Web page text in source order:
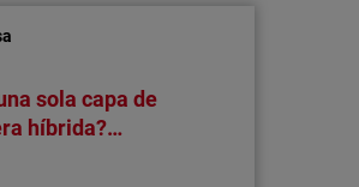
Technologies,
unificada para
gestionados (MSP),
de los
sola capa de
híbrida?…